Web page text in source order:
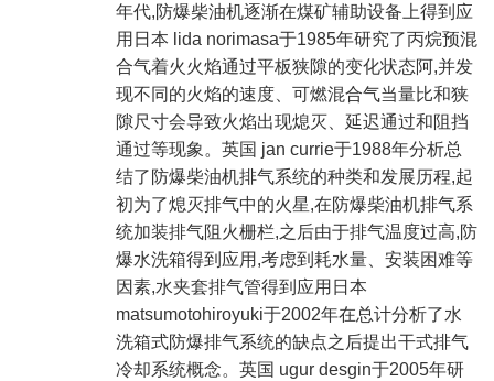
年代,防爆柴油机逐渐在煤矿辅助设备上得到应
用日本 lida norimasa于1985年研究了丙烷预混
合气着火火焰通过平板狭隙的变化状态阿,并发
现不同的火焰的速度、可燃混合气当量比和狭
隙尺寸会导致火焰出现熄灭、延迟通过和阻挡
通过等现象。英国 jan currie于1988年分析总
结了防爆柴油机排气系统的种类和发展历程,起
初为了熄灭排气中的火星,在防爆柴油机排气系
统加装排气阻火栅栏,之后由于排气温度过高,防
爆水洗箱得到应用,考虑到耗水量、安装困难等
因素,水夹套排气管得到应用日本
matsumotohiroyuki于2002年在总计分析了水
洗箱式防爆排气系统的缺点之后提出干式排气
冷却系统概念。英国 ugur desgin于2005年研